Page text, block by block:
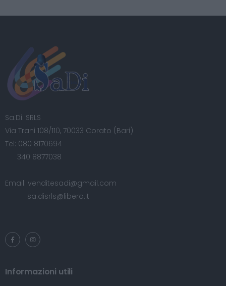
Sa.Di. SRLS
Via Trani 108/110, 70033 Corato (Bari)
Tel: 080 8170694
340 8877038
Email: venditesadi@gmail.com
sa.disrls@libero.it
Informazioni utili